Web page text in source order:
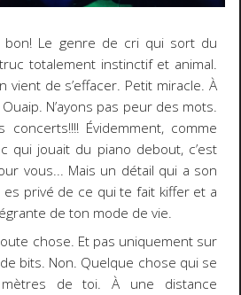
bon! Le genre de cri qui sort du
totalement instinctif et animal.
vient de s’effacer. Petit miracle. À
N’ayons pas peur des mots.
Évidemment, comme
qui jouait du piano debout, c’est
vous... Mais un détail qui a son
privé de ce qui te fait kiffer et a
de ton mode de vie.
chose. Et pas uniquement sur
bits. Non. Quelque chose qui se
de toi. À une distance